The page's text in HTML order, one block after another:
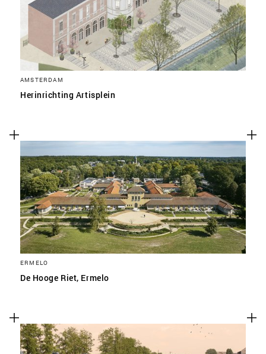
AMSTERDAM
Herinrichting Artisplein
ERMELO
De Hooge Riet, Ermelo